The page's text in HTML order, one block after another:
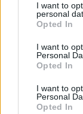
I want to
personal
Opted In
I want to
Personal
Opted In
I want to
Personal
Opted In